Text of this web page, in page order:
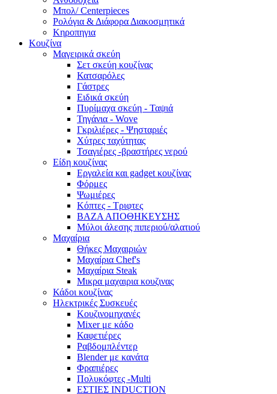
Μπολ/ Centerpieces
Ρολόγια & Διάφορα Διακοσμητικά
Κηροπηγια
Κουζίνα
Μαγειρικά σκεύη
Σετ σκεύη κουζίνας
Κατσαρόλες
Γάστρες
Ειδικά σκεύη
Πυρίμαχα σκεύη - Ταψιά
Τηγάνια - Wove
Γκριλιέρες - Ψησταριές
Χύτρες ταχύτητας
Τσαγιέρες -βραστήρες νερού
Είδη κουζίνας
Εργαλεία και gadget κουζίνας
Φόρμες
Ψωμιέρες
Κόπτες - Τριφτες
ΒΑΖΑ ΑΠΟΘΗΚΕΥΣΗΣ
Μύλοι άλεσης πιπεριού/αλατιού
Μαχαίρια
Θήκες Μαχαιριών
Μαχαίρια Chef's
Μαχαίρια Steak
Μικρα μαχαιρια κουζινας
Κάδοι κουζίνας
Ηλεκτρικές Συσκευές
Κουζινομηχανές
Mixer με κάδο
Καφετιέρες
Ραβδομπλέντερ
Blender με κανάτα
Φραπιέρες
Πολυκόφτες -Multi
ΕΣΤΙΕΣ INDUCTION